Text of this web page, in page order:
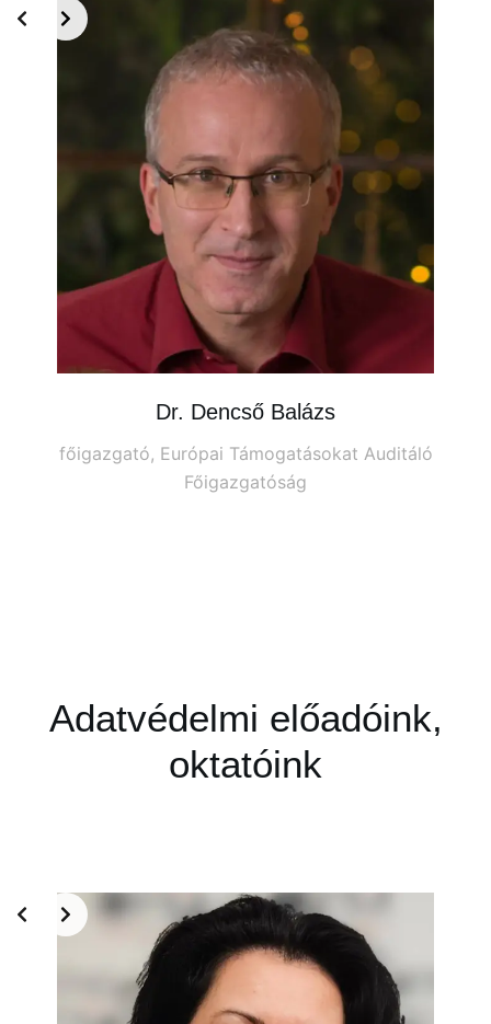
Dr. Dencső Balázs
főigazgató, Európai Támogatásokat Auditáló
Főigazgatóság
Adatvédelmi előadóink,
oktatóink